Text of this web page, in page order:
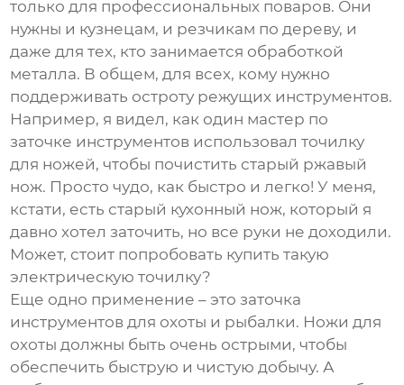
только для профессиональных поваров. Они
нужны и кузнецам, и резчикам по дереву, и
даже для тех, кто занимается обработкой
металла. В общем, для всех, кому нужно
поддерживать остроту режущих инструментов.
Например, я видел, как один мастер по
заточке инструментов использовал точилку
для ножей, чтобы почистить старый ржавый
нож. Просто чудо, как быстро и легко! У меня,
кстати, есть старый кухонный нож, который я
давно хотел заточить, но все руки не доходили.
Может, стоит попробовать купить такую
электрическую точилку?
Еще одно применение – это заточка
инструментов для охоты и рыбалки. Ножи для
охоты должны быть очень острыми, чтобы
обеспечить быструю и чистую добычу. А